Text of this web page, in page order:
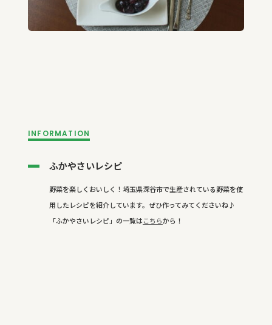
INFORMATION
ふかやさいレシピ
野菜を楽しくおいしく！埼玉県深谷市で生産されている野菜を使
用したレシピを紹介しています。ぜひ作ってみてくださいね♪
「ふかやさいレシピ」の一覧はこちらから！